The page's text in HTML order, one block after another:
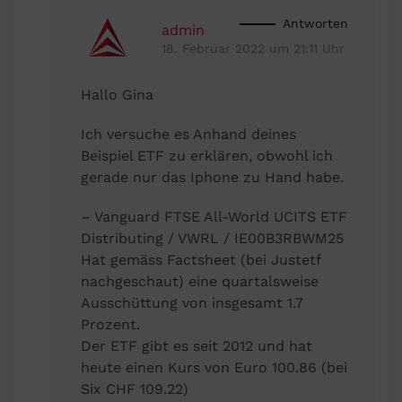
admin
18. Februar 2022 um 21:11 Uhr
Antworten
Hallo Gina
Ich versuche es Anhand deines
Beispiel ETF zu erklären, obwohl ich
gerade nur das Iphone zu Hand habe.
– Vanguard FTSE All-World UCITS ETF
Distributing / VWRL / IE00B3RBWM25
Hat gemäss Factsheet (bei Justetf
nachgeschaut) eine quartalsweise
Ausschüttung von insgesamt 1.7
Prozent.
Der ETF gibt es seit 2012 und hat
heute einen Kurs von Euro 100.86 (bei
Six CHF 109.22)